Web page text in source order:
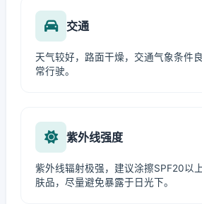
交通
天气较好，路面干燥，交通气象条件
常行驶。
紫外线强度
紫外线辐射极强，建议涂擦SPF20以
肤品，尽量避免暴露于日光下。